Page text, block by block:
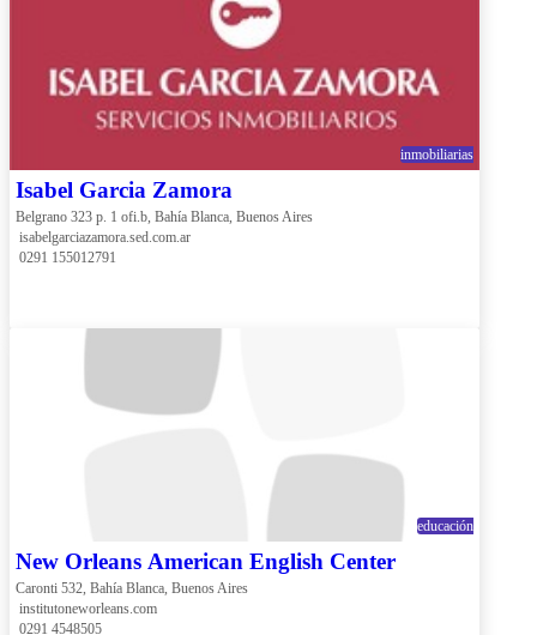
inmobiliarias
Isabel Garcia Zamora
Belgrano 323 p. 1 ofi.b, Bahía Blanca, Buenos Aires
isabelgarciazamora.sed.com.ar
0291 155012791
educación
New Orleans American English Center
Caronti 532, Bahía Blanca, Buenos Aires
institutoneworleans.com
0291 4548505